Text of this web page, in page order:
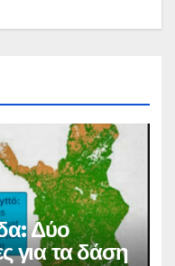
Δύο
για τα δάση